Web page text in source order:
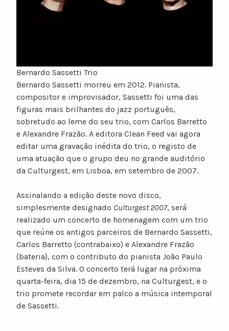
Bernardo Sassetti Trio
Bernardo Sassetti morreu em 2012. Pianista,
compositor e improvisador, Sassetti foi uma das
figuras mais brilhantes do jazz português,
sobretudo ao leme do seu trio, com Carlos Barretto
e Alexandre Frazão. A editora Clean Feed vai agora
editar uma gravação inédita do trio, o registo de
uma atuação que o grupo deu no grande auditório
da Culturgest, em Lisboa, em setembro de 2007.
Assinalando a edição deste novo disco,
simplesmente designado Culturgest 2007, será
realizado um concerto de homenagem com um trio
que reúne os antigos parceiros de Bernardo Sassetti,
Carlos Barretto (contrabaixo) e Alexandre Frazão
(bateria), com o contributo do pianista João Paulo
Esteves da Silva. O concerto terá lugar na próxima
quarta-feira, dia 15 de dezembro, na Culturgest, e o
trio promete recordar em palco a música intemporal
de Sassetti.